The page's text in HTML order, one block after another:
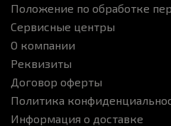
Положение по обработке
Сервисные центры
О компании
Реквизиты
Договор оферты
Политика
Информация о доставке